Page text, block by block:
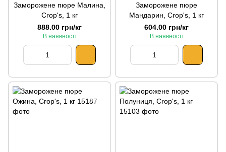
Заморожене пюре Малина,
Crop's, 1 кг
888.00 грн/кг
В наявності
Заморожене пюре
Мандарин, Crop's, 1 кг
604.00 грн/кг
В наявності